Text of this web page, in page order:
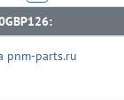
pnm-parts.ru